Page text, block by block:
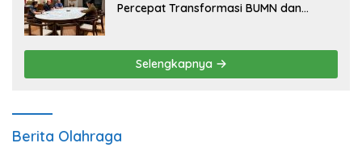
Percepat Transformasi BUMN dan
Selengkapnya
Berita Olahraga